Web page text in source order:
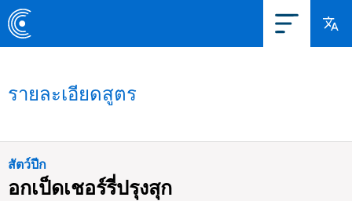
รายละเอียดสูตร
สัตว์ปีก
อกเป็ดเชอร์รี่ปรุงสุก